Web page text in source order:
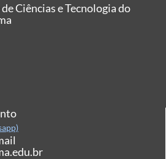
Ciências e Tecnologia do